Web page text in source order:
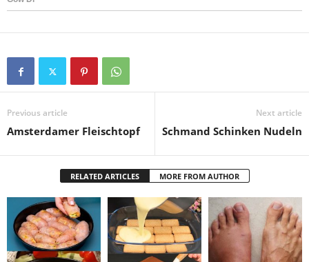
Previous article
Amsterdamer Fleischtopf
Next article
Schmand Schinken Nudeln
RELATED ARTICLES MORE FROM AUTHOR